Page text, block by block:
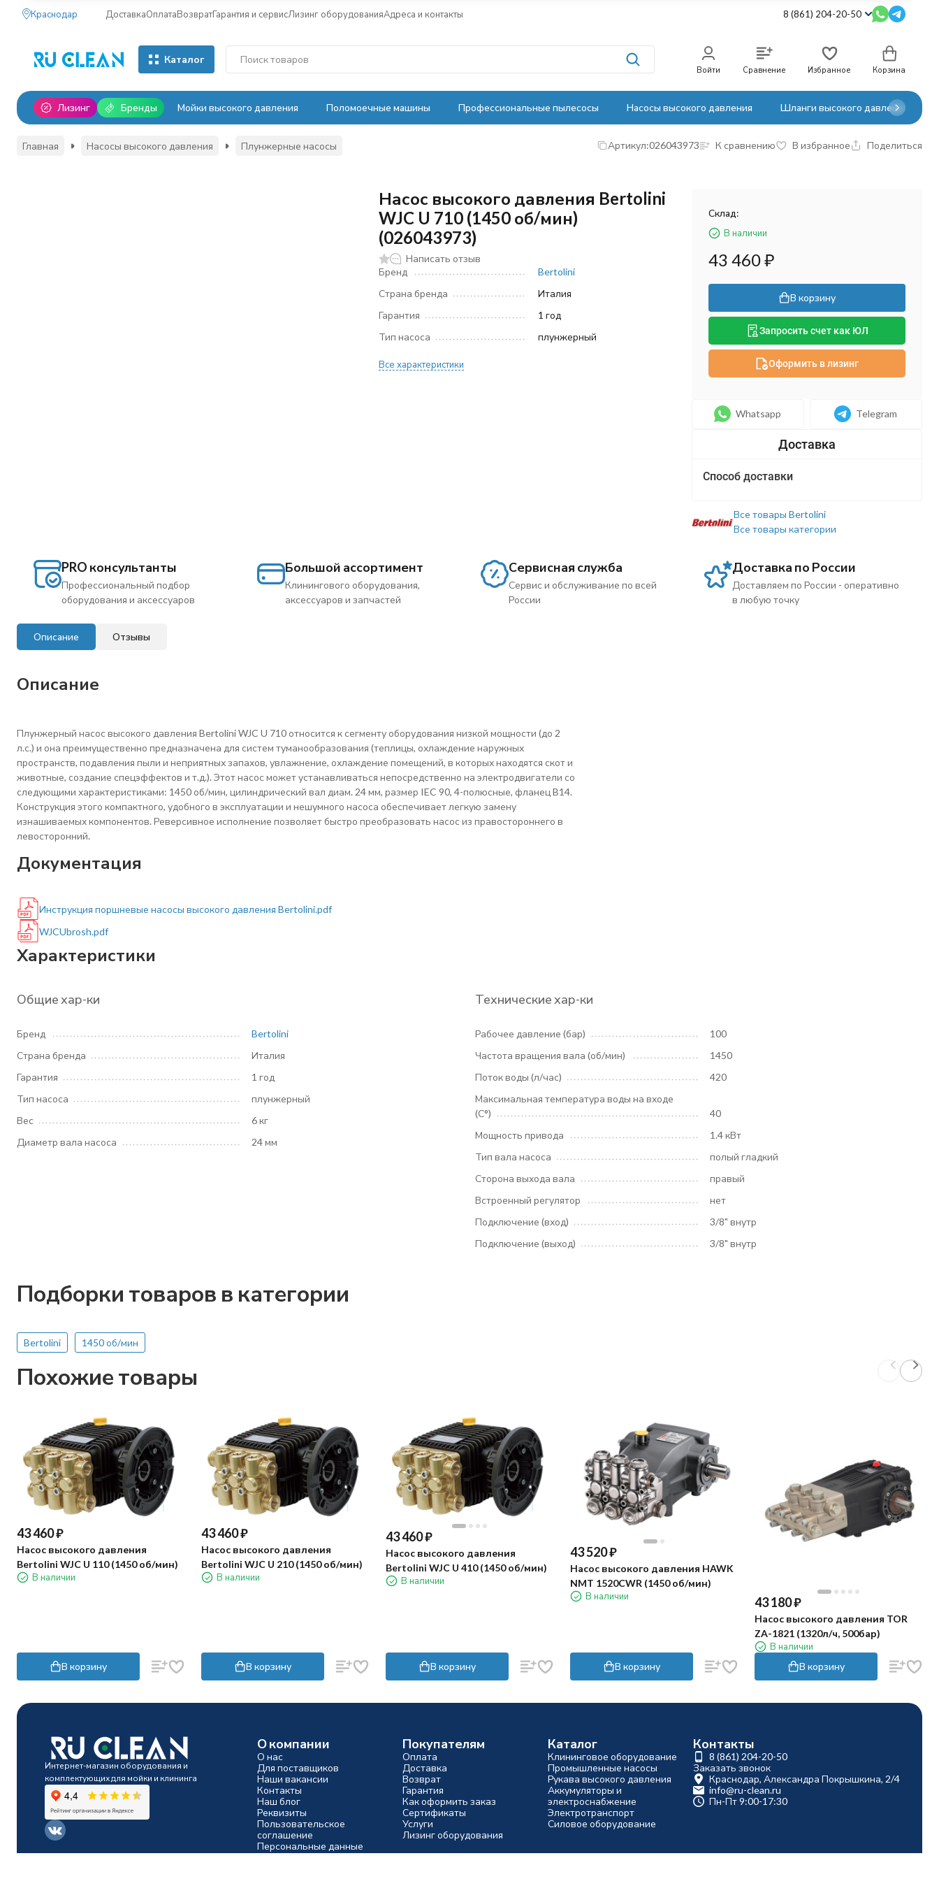
Краснодар ДоставкаОплатаВозвратГарантия и сервисЛизинг оборудованияАдреса и контакты 8 (861) 204-20-50
Каталог
Войти Сравнение Избранное Корзина
Лизинг Бренды Мойки высокого давления Поломоечные машины Профессиональные пылесосы Насосы высокого давления Шланги высокого давления
Главная Насосы высокого давления Плунжерные насосы Артикул:026043973 К сравнению В избранное Поделиться
Насос высокого давления Bertolini
WJC U 710 (1450 об/мин)
(026043973)
Написать отзыв
Бренд
Bertolini
Страна бренда
Италия
Гарантия
1 год
Тип насоса
плунжерный
Все характеристики
Склад:
В наличии
43 460₽
В корзину
Запросить счет как ЮЛ
Оформить в лизинг
Whatsapp Telegram
Способ доставки
Все товары Bertolini
Все товары категории
PRO консультанты
Профессиональный подбор
оборудования и аксессуаров
Большой ассортимент
Клинингового оборудования,
аксессуаров и запчастей
Сервисная служба
Сервис и обслуживание по всей
России
Доставка по России
Доставляем по России - оперативно
в любую точку
Описание Отзывы
Описание
Плунжерный насос высокого давления Bertolini WJC U 710 относится к сегменту оборудования низкой мощности (до 2
л.с.) и она преимущественно предназначена для систем туманообразования (теплицы, охлаждение наружных
пространств, подавления пыли и неприятных запахов, увлажнение, охлаждение помещений, в которых находятся скот и
животные, создание спецэффектов и т.д.). Этот насос может устанавливаться непосредственно на электродвигатели со
следующими характеристиками: 1450 об/мин, цилиндрический вал диам. 24 мм, размер IEC 90, 4-полюсные, фланец B14.
Конструкция этого компактного, удобного в эксплуатации и нешумного насоса обеспечивает легкую замену
изнашиваемых компонентов. Реверсивное исполнение позволяет быстро преобразовать насос из правостороннего в
левосторонний.
Документация
Инструкция поршневые насосы высокого давления Bertolini.pdf
WJCUbrosh.pdf
Характеристики
Общие хар-ки
Бренд
Bertolini
Страна бренда
Италия
Гарантия
1 год
Тип насоса
плунжерный
Вес
6 кг
Диаметр вала насоса
24 мм
Технические хар-ки
Рабочее давление (бар)
100
Частота вращения вала (об/мин)
1450
Поток воды (л/час)
420
Максимальная температура воды на входе
(С°)
40
Мощность привода
1.4 кВт
Тип вала насоса
полый гладкий
Сторона выхода вала
правый
Встроенный регулятор
нет
Подключение (вход)
3/8" внутр
Подключение (выход)
3/8" внутр
Подборки товаров в категории
Bertolini 1450 об/мин
Похожие товары
43 460₽
Насос высокого давления
Bertolini WJC U 110 (1450 об/мин)
В наличии
В корзину
43 460₽
Насос высокого давления
Bertolini WJC U 210 (1450 об/мин)
В наличии
В корзину
43 460₽
Насос высокого давления
Bertolini WJC U 410 (1450 об/мин)
В наличии
В корзину
43 520₽
Насос высокого давления HAWK
NMT 1520CWR (1450 об/мин)
В наличии
В корзину
43 180₽
Насос высокого давления TOR
ZA-1821 (1320л/ч, 500бар)
В наличии
В корзину
Интернет-магазин оборудования и
комплектующих для мойки и клининга
О компании
О нас
Для поставщиков
Наши вакансии
Контакты
Наш блог
Реквизиты
Пользовательское
соглашение
Персональные данные
Производители
Покупателям
Оплата
Доставка
Возврат
Гарантия
Как оформить заказ
Сертификаты
Услуги
Лизинг оборудования
Каталог
Клининговое оборудование
Промышленные насосы
Рукава высокого давления
Аккумуляторы и
электроснабжение
Электротранспорт
Силовое оборудование
Контакты
8 (861) 204-20-50
Заказать звонок
Краснодар, Александра Покрышкина, 2/4
info@ru-clean.ru
Пн-Пт 9:00-17:30